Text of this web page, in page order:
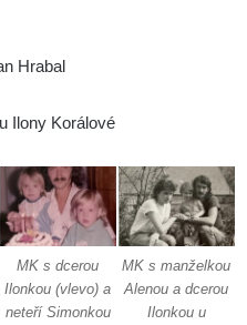
Hrabal
Ilony Korálové
MK s dcerou
Ilonkou (vlevo) a
neteří Simonkou
MK s manželkou
Alenou a dcerou
Ilonkou u